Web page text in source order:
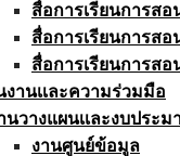
สื่อการเรียนการสอ
สื่อการเรียนการสอ
สื่อการเรียนการสอ
งานเเละความร่วมมือ
นวางแผนเเละงบประ
งานศูนย์ข้อมูล